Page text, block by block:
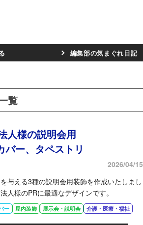
編集部の気まぐれ日記
覧
人様の説明会用
バー、タペストリ
2026/04/15
与える3種の説明会用装飾を作成いたしまし
人様のPRに最適なデザインです。
ー 屋内装飾 展示会・説明会 介護・医療・福祉